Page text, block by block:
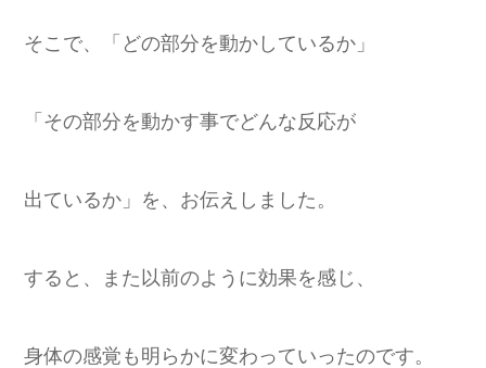
そこで、「どの部分を動かしているか」
「その部分を動かす事でどんな反応が
出ているか」を、お伝えしました。
すると、また以前のように効果を感じ、
身体の感覚も明らかに変わっていったのです。